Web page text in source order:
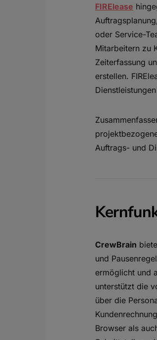
FIRElease
oder Service-
Mitarbeitern zu
Zeiterfassung
erstellen.
Auftrags- und
CrewBrain
und
ermöglicht und
unterstützt die
über die
Browser als